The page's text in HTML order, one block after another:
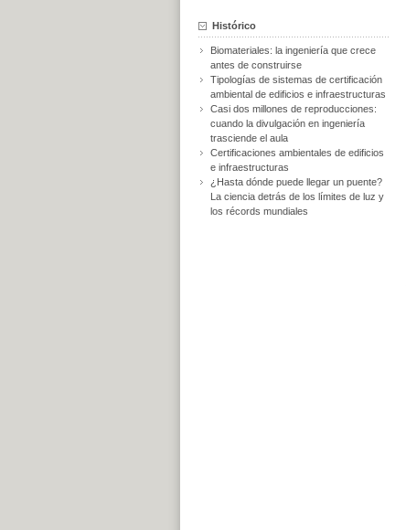
Histórico
Biomateriales: la ingeniería que crece
antes de construirse
Tipologías de sistemas de certificación
ambiental de edificios e infraestructuras
Casi dos millones de reproducciones:
cuando la divulgación en ingeniería
trasciende el aula
Certificaciones ambientales de edificios
e infraestructuras
¿Hasta dónde puede llegar un puente?
La ciencia detrás de los límites de luz y
los récords mundiales